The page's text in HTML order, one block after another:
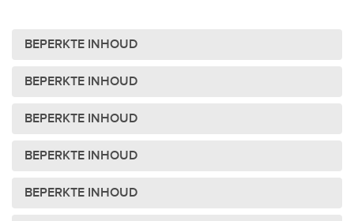
BEPERKTE INHOUD
BEPERKTE INHOUD
BEPERKTE INHOUD
BEPERKTE INHOUD
BEPERKTE INHOUD